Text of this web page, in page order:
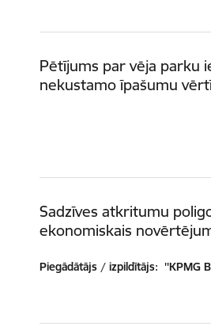
Pētījums par vēja parku
nekustamo īpašumu
Sadzīves atkritumu
ekonomiskais
Piegādātājs / izpildītājs: ''KPMG